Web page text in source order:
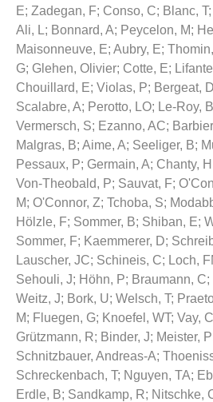
E; Zadegan, F; Conso, C; Blanc, T;
Ali, L; Bonnard, A; Peycelon, M;
Maisonneuve, E; Aubry, E;
G; Glehen, Olivier; Cotte, E;
Chouillard, E; Violas, P; Bergeat, D
Scalabre, A; Perotto, LO; Le-Roy, B
Vermersch, S; Ezanno, AC;
Malgras, B; Aime, A; Seeliger, B;
Pessaux, P; Germain, A; Chanty, H
Von-Theobald, P; Sauvat, F;
M; O'Connor, Z; Tchoba, S;
Hölzle, F; Sommer, B; Shiban, E;
Sommer, F; Kaemmerer, D;
Lauscher, JC; Schineis, C; Loch,
Sehouli, J; Höhn, P; Braumann, C;
Weitz, J; Bork, U; Welsch, T;
M; Fluegen, G; Knoefel, WT; Vay, C
Grützmann, R; Binder, J; Meister, P
Schnitzbauer, Andreas-A;
Schreckenbach, T; Nguyen, TA;
Erdle, B; Sandkamp, R; Nitschke,